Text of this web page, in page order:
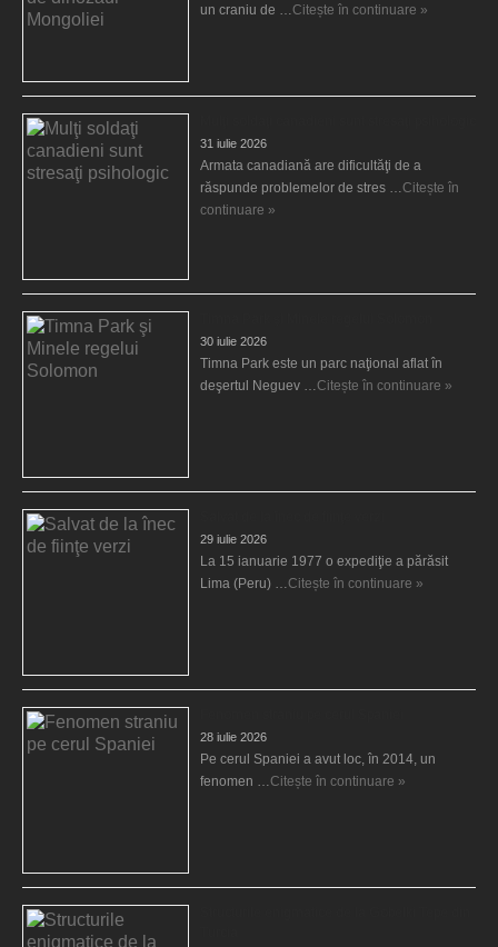
un craniu de …Citește în continuare »
31 iulie 2026
Armata canadiană are dificultăţi de a
răspunde problemelor de stres …Citește în
continuare »
30 iulie 2026
Timna Park este un parc naţional aflat în
deşertul Neguev …Citește în continuare »
29 iulie 2026
La 15 ianuarie 1977 o expediţie a părăsit
Lima (Peru) …Citește în continuare »
28 iulie 2026
Pe cerul Spaniei a avut loc, în 2014, un
fenomen …Citește în continuare »